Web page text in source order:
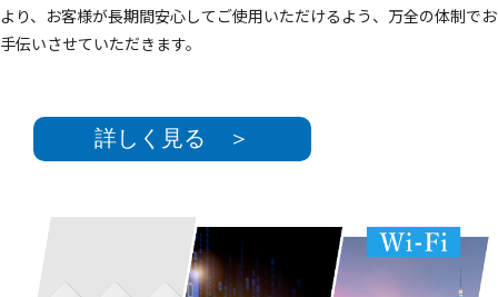
より、お客様が長期間安心してご使用いただけるよう、万全の体制でお
手伝いさせていただきます。
詳しく見る ＞